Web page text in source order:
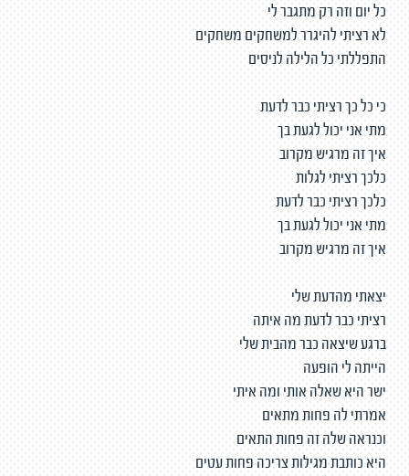
כל יום וזה רק מתגבר לי
לא רציתי להיגרר למשחקים משחקים
התפללתי כל הלילה לניסים
כי כל כך רציתי כבר לדעת
מתי אני יכול לגעת בך
איך זה מרגיש מקרוב
כלכך רציתי לגלות
כלכך רציתי כבר לדעת
מתי אני יכול לגעת בך
איך זה מרגיש מקרוב
יצאתי מהדעת שלי
רציתי כבר לדעת מה איתה
ברגע שיצאה כבר מהבית שלי
הייתה לי הופעה
ישר היא שאלה אותי ומה איתי
אמרתי לה פחות מתאים
וכנראה שלה זה פחות התאים
היא כותבת מגילות צריכה פחות עטים